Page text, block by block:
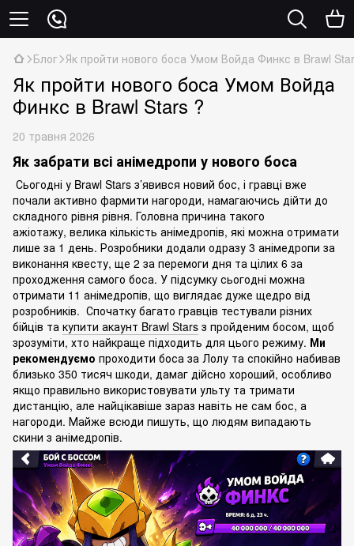
Блог Як пройти нового боса Умом Войда Финкс в Brawl
Як пройти нового боса Умом Войда
Финкс в Brawl Stars ?
20 травня 2026
Як забрати всі анімедропи у нового боса
Сьогодні у Brawl Stars з’явився новий бос, і гравці вже
почали активно фармити нагороди, намагаючись дійти до
складного рівня рівня. Головна причина такого
ажіотажу, велика кількість анімедропів, які можна отримати
лише за 1 день. Розробники додали одразу 3 анімедропи за
виконання квесту, ще 2 за перемоги дня та цілих 6 за
проходження самого боса. У підсумку сьогодні можна
отримати 11 анімедропів, що виглядає дуже щедро від
розробників. Спочатку багато гравців тестували різних
бійців та купити акаунт Brawl Stars з пройденим босом, щоб
зрозуміти, хто найкраще підходить для цього режиму. Ми
рекомендуємо проходити боса за Лолу та спокійно набивав
близько 350 тисяч шкоди, дамаг дійсно хороший, особливо
якщо правильно використовувати ульту та тримати
дистанцію, але найцікавіше зараз навіть не сам бос, а
нагороди. Майже всюди пишуть, що людям випадають
скини з анімедропів.